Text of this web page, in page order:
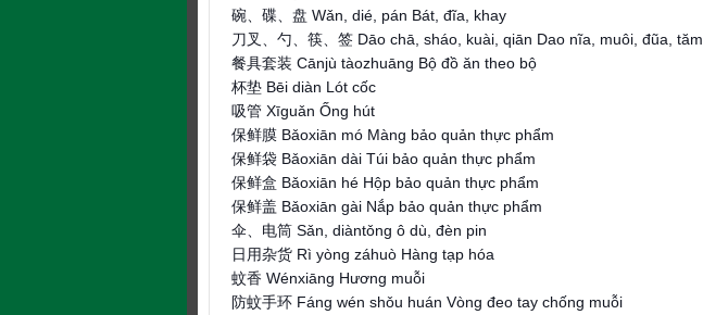
碗、碟、盘 Wǎn, dié, pán Bát, đĩa, khay
刀叉、勺、筷、签 Dāo chā, sháo, kuài, qiān Dao nĩa, muôi, đũa, tăm
餐具套装 Cānjù tàozhuāng Bộ đồ ăn theo bộ
杯垫 Bēi diàn Lót cốc
吸管 Xīguǎn Ống hút
保鲜膜 Bǎoxiān mó Màng bảo quản thực phẩm
保鲜袋 Bǎoxiān dài Túi bảo quản thực phẩm
保鲜盒 Bǎoxiān hé Hộp bảo quản thực phẩm
保鲜盖 Bǎoxiān gài Nắp bảo quản thực phẩm
伞、电筒 Sǎn, diàntǒng ô dù, đèn pin
日用杂货 Rì yòng záhuò Hàng tạp hóa
蚊香 Wénxiāng Hương muỗi
防蚊手环 Fáng wén shǒu huán Vòng đeo tay chống muỗi